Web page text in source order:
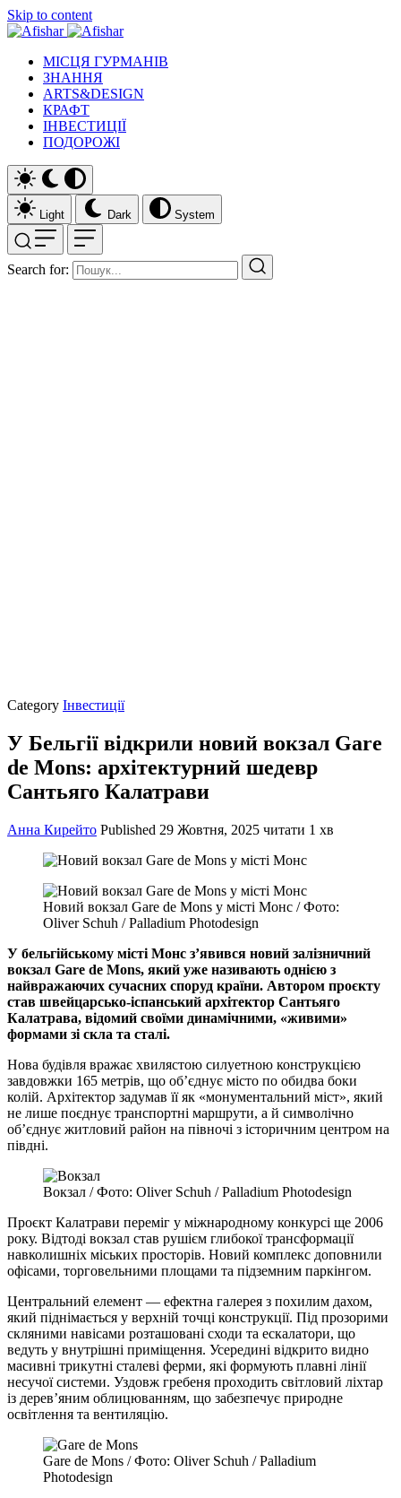
Skip to content
МІСЦЯ ГУРМАНІВ
ЗНАННЯ
ARTS&DESIGN
КРАФТ
ІНВЕСТИЦІЇ
ПОДОРОЖІ
Light Dark System
Search for:
Category Інвестиції
У Бельгії відкрили новий вокзал Gare
de Mons: архітектурний шедевр
Сантьяго Калатрави
Анна Кирейто Published 29 Жовтня, 2025 читати 1 хв
Новий вокзал Gare de Mons у місті Монс / Фото:
Oliver Schuh / Palladium Photodesign
У бельгійському місті Монс з’явився новий залізничний
вокзал Gare de Mons, який уже називають однією з
найвражаючих сучасних споруд країни. Автором проєкту
став швейцарсько-іспанський архітектор Сантьяго
Калатрава, відомий своїми динамічними, «живими»
формами зі скла та сталі.
Нова будівля вражає хвилястою силуетною конструкцією
завдовжки 165 метрів, що об’єднує місто по обидва боки
колій. Архітектор задумав її як «монументальний міст», який
не лише поєднує транспортні маршрути, а й символічно
об’єднує житловий район на півночі з історичним центром на
півдні.
Вокзал / Фото: Oliver Schuh / Palladium Photodesign
Проєкт Калатрави переміг у міжнародному конкурсі ще 2006
року. Відтоді вокзал став рушієм глибокої трансформації
навколишніх міських просторів. Новий комплекс доповнили
офісами, торговельними площами та підземним паркінгом.
Центральний елемент — ефектна галерея з похилим дахом,
який піднімається у верхній точці конструкції. Під прозорими
скляними навісами розташовані сходи та ескалатори, що
ведуть у внутрішні приміщення. Усередині відкрито видно
масивні трикутні сталеві ферми, які формують плавні лінії
несучої системи. Уздовж гребеня проходить світловий ліхтар
із дерев’яним облицюванням, що забезпечує природне
освітлення та вентиляцію.
Gare de Mons / Фото: Oliver Schuh / Palladium
Photodesign